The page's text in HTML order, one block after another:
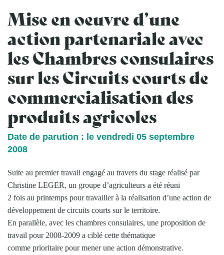
Mise en oeuvre d’une
action partenariale avec
les Chambres consulaires
sur les Circuits courts de
commercialisation des
produits agricoles
Date de parution : le vendredi 05 septembre
2008
Suite au premier travail engagé au travers du stage réalisé par
Christine LEGER, un groupe d’agriculteurs a été réuni
2 fois au printemps pour travailler à la réalisation d’une action de
développement de circuits courts sur le territoire.
En parallèle, avec les chambres consulaires, une proposition de
travail pour 2008-2009 a ciblé cette thématique
comme prioritaire pour mener une action démonstrative.